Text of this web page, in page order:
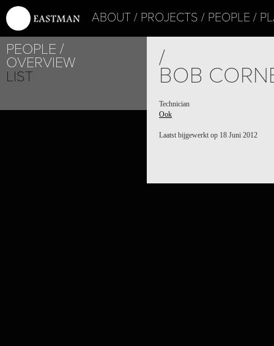
ABOUT PROJECTS PEOPLE
PEOPLE
OVERVIEW
LIST
/
BOB
Technician
Ook
Laatst bijgewerkt op 18 Juni 2012